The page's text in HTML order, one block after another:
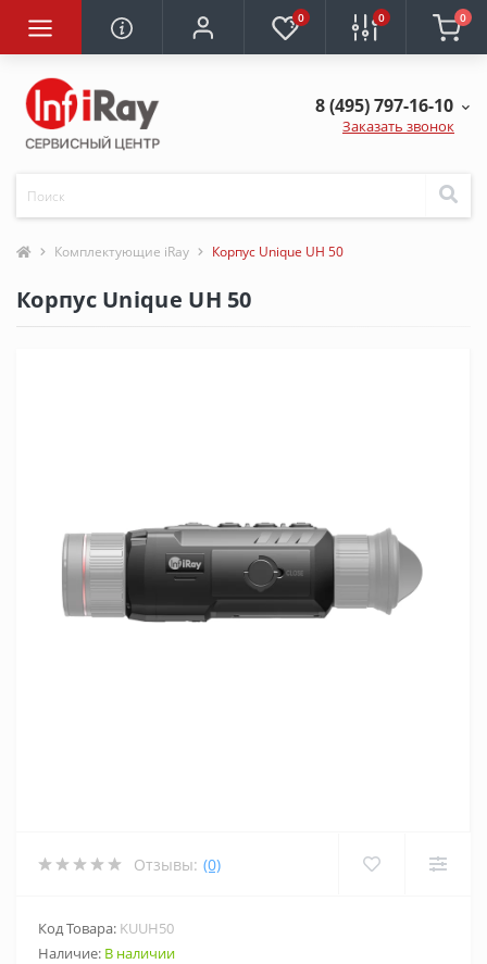
0 0 0
8 (495) 797-16-10
Заказать звонок
Комплектующие iRay Корпус Unique UH 50
Корпус Unique UH 50
Отзывы: (0)
Код Товара: KUUH50
Наличие: В наличии